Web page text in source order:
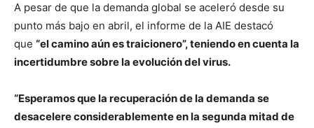
A pesar de que la demanda global se aceleró desde su
punto más bajo en abril, el informe de la AIE destacó
que “el camino aún es traicionero”, teniendo en cuenta la
incertidumbre sobre la evolución del virus.
“Esperamos que la recuperación de la demanda se
desacelere considerablemente en la segunda mitad de